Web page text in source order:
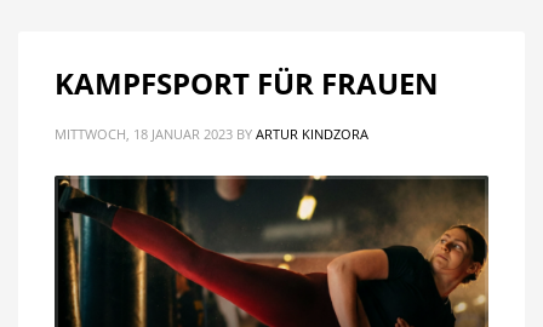
KAMPFSPORT FÜR FRAUEN
MITTWOCH, 18 JANUAR 2023 BY ARTUR KINDZORA